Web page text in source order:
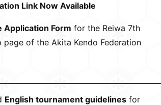
Link Now Available
Application Form for the Reiwa 7th
of the Akita Kendo Federation
English tournament guidelines for